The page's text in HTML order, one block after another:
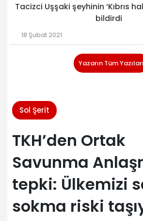
Tacizci Uşşaki şeyhinin ‘Kıbrıs
bildirdi
18 Şubat 2021
Yazarın Tüm Yazıları
Sol Şerit
TKH’den Ortak
Savunma
tepki: Ülkemizi
sokma riski